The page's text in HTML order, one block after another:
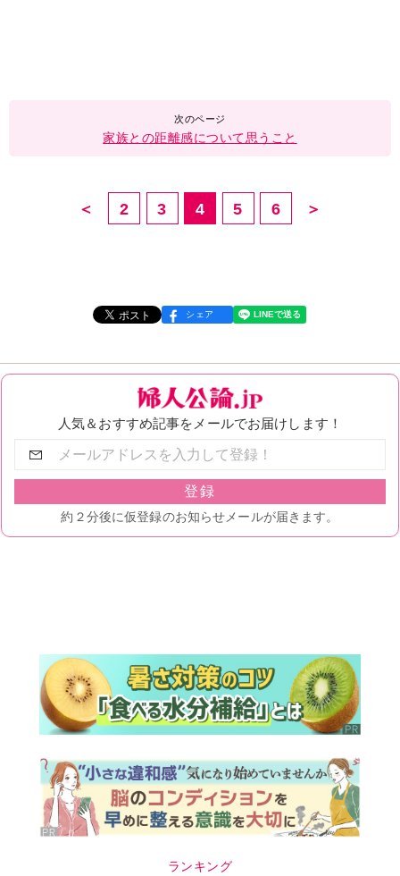
家族との距離感について思うこと
＜ 2 3 4 5 6 ＞
シェア
ランキング